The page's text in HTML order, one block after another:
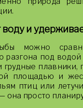
и
можно
под
плавники,
площадью и
птиц или
она просто